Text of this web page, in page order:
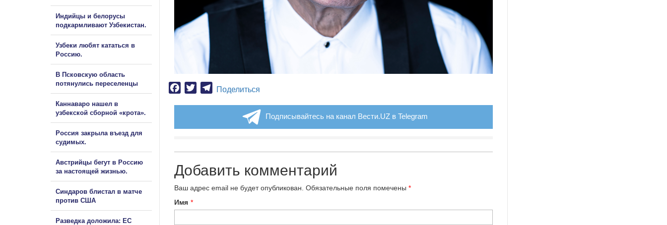
Facebook
TwitterTelegram
Поделиться
Подписывайтесь на канал Вести.UZ в Telegram
Добавить комментарий
Ваш адрес email не будет опубликован. Обязательные поля помечены *
Имя *
Индийцы и белорусы
подкармливают Узбекистан.
Узбеки любят кататься в
Россию.
В Псковскую область
потянулись переселенцы
Каннаваро нашел в
узбекской сборной «крота».
Россия закрыла въезд для
судимых.
Австрийцы бегут в Россию
за настоящей жизнью.
Синдаров блистал в матче
против США
Разведка доложила: ЕС